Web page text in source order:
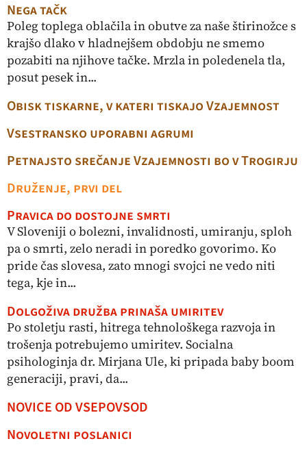
Nega tačk
Poleg toplega oblačila in obutve za naše štirinožce s
krajšo dlako v hladnejšem obdobju ne smemo
pozabiti na njihove tačke. Mrzla in poledenela tla,
posut pesek in...
Obisk tiskarne, v kateri tiskajo Vzajemnost
Vsestransko uporabni agrumi
Petnajsto srečanje Vzajemnosti bo v Trogirju
Druženje, prvi del
Pravica do dostojne smrti
V Sloveniji o bolezni, invalidnosti, umiranju, sploh
pa o smrti, zelo neradi in poredko go vorimo. Ko
pride čas slovesa, zato mnogi svojci ne vedo niti
tega, kje in...
Dolgoživa družba prinaša umiritev
Po stoletju rasti, hitrega tehnološkega razvoja in
trošenja potrebujemo umiritev. Socialna
psihologinja dr. Mirjana Ule, ki pripada baby boom
generaciji, pravi, da...
NOVICE OD VSEPOVSOD
Novoletni poslanici